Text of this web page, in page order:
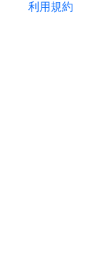
利用規約